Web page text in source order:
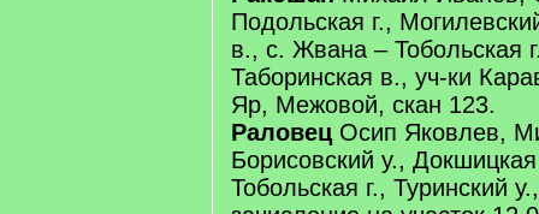
Подольская г.,
в., с. Жвана – Тобольская
Таборинская в., уч-ки
Яр, Межовой, скан 123.
Раловец Осип Яковлев,
Борисовский у.,
Тобольская г., Туринский